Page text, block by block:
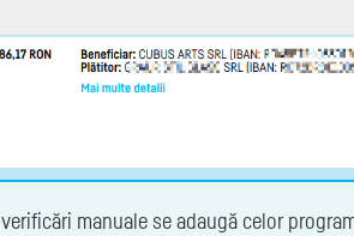
manuale se adaugă celor